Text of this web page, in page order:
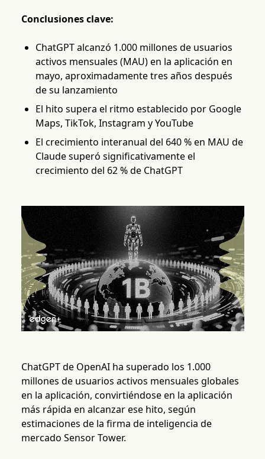
Conclusiones clave:
ChatGPT alcanzó 1.000 millones de usuarios
activos mensuales (MAU) en la aplicación en
mayo, aproximadamente tres años después
de su lanzamiento
El hito supera el ritmo establecido por Google
Maps, TikTok, Instagram y YouTube
El crecimiento interanual del 640 % en MAU de
Claude superó significativamente el
crecimiento del 62 % de ChatGPT
ChatGPT de OpenAI ha superado los 1.000
millones de usuarios activos mensuales globales
en la aplicación, convirtiéndose en la aplicación
más rápida en alcanzar ese hito, según
estimaciones de la firma de inteligencia de
mercado Sensor Tower.